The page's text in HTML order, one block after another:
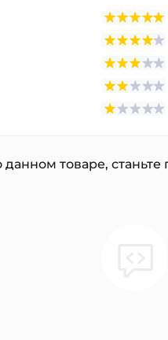
данном товаре,